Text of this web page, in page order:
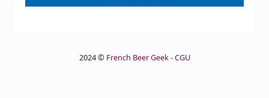
2024 © French Beer Geek-CGU